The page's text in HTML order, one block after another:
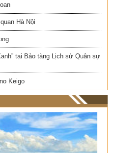
Hà Nội
tại Bảo tàng Lịch sử Quân sự
Keigo